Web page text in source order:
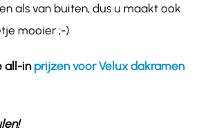
als van buiten, dus u maakt ook
mooier ;-)
all-in prijzen voor Velux dakramen
!